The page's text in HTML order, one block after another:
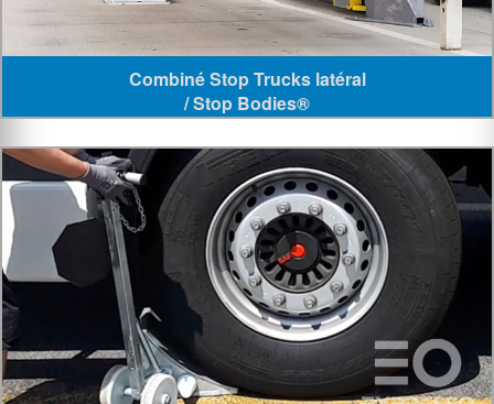
Combiné Stop Trucks latéral
/ Stop Bodies®